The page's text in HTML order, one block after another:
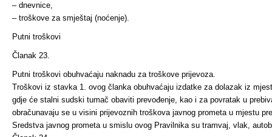
– dnevnice,
– troškove za smještaj (noćenje).
Putni troškovi
Članak 23.
Putni troškovi obuhvaćaju naknadu za troškove prijevoza.
Troškovi iz stavka 1. ovog članka obuhvaćaju izdatke za dolazak iz
gdje će stalni sudski tumač obaviti prevođenje, kao i za povratak u
obračunavaju se u visini prijevoznih troškova javnog prometa u mjestu
Sredstva javnog prometa u smislu ovog Pravilnika su tramvaj, vlak,